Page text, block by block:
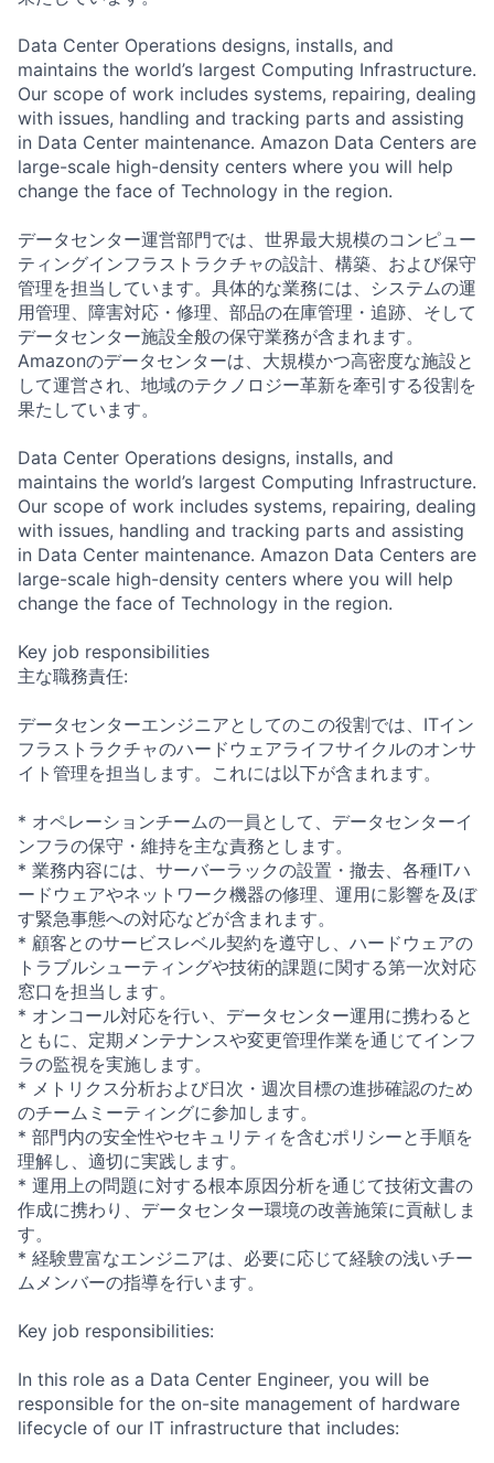
Data Center Operations designs, installs, and
maintains the world’s largest Computing Infrastructure.
Our scope of work includes systems, repairing, dealing
with issues, handling and tracking parts and assisting
in Data Center maintenance. Amazon Data Centers are
large-scale high-density centers where you will help
change the face of Technology in the region.
データセンター運営部門では、世界最大規模のコンピュー
ティングインフラストラクチャの設計、構築、および保守
管理を担当しています。具体的な業務には、システムの運
用管理、障害対応・修理、部品の在庫管理・追跡、そして
データセンター施設全般の保守業務が含まれます。
Amazonのデータセンターは、大規模かつ高密度な施設と
して運営され、地域のテクノロジー革新を牽引する役割を
果たしています。
Data Center Operations designs, installs, and
maintains the world’s largest Computing Infrastructure.
Our scope of work includes systems, repairing, dealing
with issues, handling and tracking parts and assisting
in Data Center maintenance. Amazon Data Centers are
large-scale high-density centers where you will help
change the face of Technology in the region.
Key job responsibilities
主な職務責任:
データセンターエンジニアとしてのこの役割では、ITイン
フラストラクチャのハードウェアライフサイクルのオンサ
イト管理を担当します。これには以下が含まれます。
* オペレーションチームの一員として、データセンターイ
ンフラの保守・維持を主な責務とします。
* 業務内容には、サーバーラックの設置・撤去、各種ITハ
ードウェアやネットワーク機器の修理、運用に影響を及ぼ
す緊急事態への対応などが含まれます。
* 顧客とのサービスレベル契約を遵守し、ハードウェアの
トラブルシューティングや技術的課題に関する第一次対応
窓口を担当します。
* オンコール対応を行い、データセンター運用に携わると
ともに、定期メンテナンスや変更管理作業を通じてインフ
ラの監視を実施します。
* メトリクス分析および日次・週次目標の進捗確認のため
のチームミーティングに参加します。
* 部門内の安全性やセキュリティを含むポリシーと手順を
理解し、適切に実践します。
* 運用上の問題に対する根本原因分析を通じて技術文書の
作成に携わり、データセンター環境の改善施策に貢献しま
す。
* 経験豊富なエンジニアは、必要に応じて経験の浅いチー
ムメンバーの指導を行います。
Key job responsibilities:
In this role as a Data Center Engineer, you will be
responsible for the on-site management of hardware
lifecycle of our IT infrastructure that includes: